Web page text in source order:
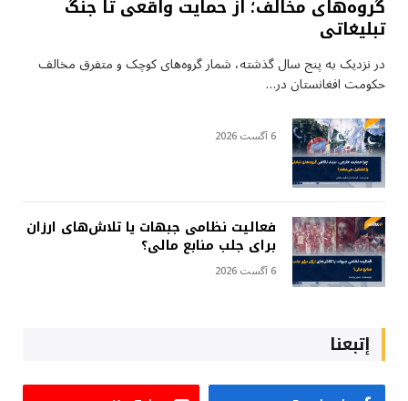
گروه‌های مخالف؛ از حمایت واقعی تا جنگ
تبلیغاتی
در نزدیک به پنج سال گذشته، شمار گروه‌های کوچک و متفرق مخالف
حکومت افغانستان در…
6 آگست 2026
فعالیت نظامی جبهات یا تلاش‌های ارزان
برای جلب منابع مالی؟
6 آگست 2026
إتبعنا